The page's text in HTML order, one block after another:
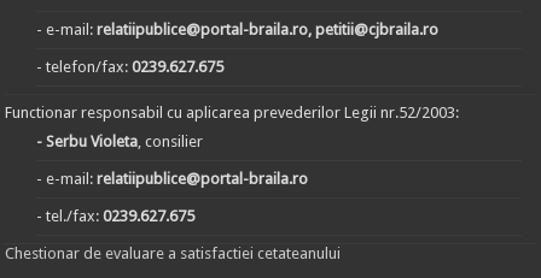
- e-mail:relatiipublice@portal-braila.ro, petitii@cjbraila.ro
- telefon/fax:0239.627.675
Functionar responsabil cu aplicarea prevederilor Legii nr.52/2003:
- Serbu Violeta, consilier
- e-mail:relatiipublice@portal-braila.ro
- tel./fax:0239.627.675
Chestionar de evaluare a satisfactiei cetateanului